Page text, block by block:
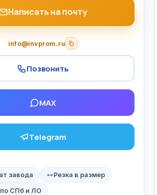
Написать на почту
info@invprom.ru
Позвонить
MAX
Telegram
завода Резка в размер
СПб и ЛО